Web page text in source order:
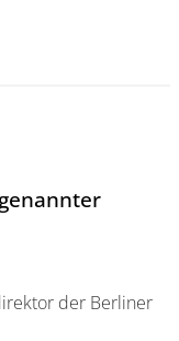
der Berliner